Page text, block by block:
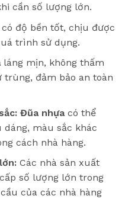
cần số lượng lớn.
độ bền tốt, chịu được
trình sử dụng.
láng mịn, không thấm
trùng, đảm bảo an toàn
Đũa nhựacó thể
màu sắc khác
cách nhà hàng.
Các nhà sản xuất
số lượng lớn trong
của các nhà hàng